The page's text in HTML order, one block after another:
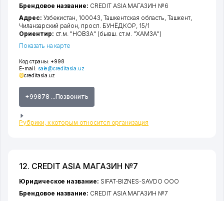
Код страны: +998
E-mail: sale@creditasia.uz
creditasia.uz
+99878 ...Позвонить
Рубрики, к которым относится организация
Брендовое название: CREDIT ASIA МАГАЗИН №6
Адрес: Узбекистан, 100043, Ташкентская область, Ташкент,
Чиланзарский район, просп. БУНЁДКОР, 15/1
Ориентир: ст.м. "НОВЗА" (бывш. ст.м. "ХАМЗА")
Показать на карте
12. CREDIT ASIA МАГАЗИН №7
Юридическое название: SIFAT-BIZNES-SAVDO ООО
Брендовое название: CREDIT ASIA МАГАЗИН №7